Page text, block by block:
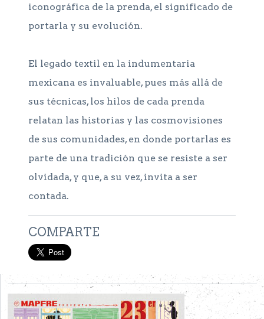
iconográfica de la prenda, el significado de
portarla y su evolución.
El legado textil en la indumentaria
mexicana es invaluable, pues más allá de
sus técnicas, los hilos de cada prenda
relatan las historias y las cosmovisiones
de sus comunidades, en donde portarlas es
parte de una tradición que se resiste a ser
olvidada, y que, a su vez, invita a ser
contada.
COMPARTE